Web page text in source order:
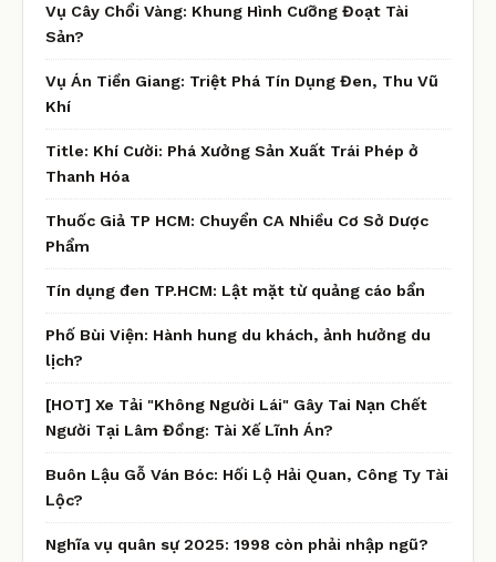
Vụ Cây Chổi Vàng: Khung Hình Cưỡng Đoạt Tài
Sản?
Vụ Án Tiền Giang: Triệt Phá Tín Dụng Đen, Thu Vũ
Khí
Title: Khí Cười: Phá Xưởng Sản Xuất Trái Phép ở
Thanh Hóa
Thuốc Giả TP HCM: Chuyển CA Nhiều Cơ Sở Dược
Phẩm
Tín dụng đen TP.HCM: Lật mặt từ quảng cáo bẩn
Phố Bùi Viện: Hành hung du khách, ảnh hưởng du
lịch?
[HOT] Xe Tải "Không Người Lái" Gây Tai Nạn Chết
Người Tại Lâm Đồng: Tài Xế Lĩnh Án?
Buôn Lậu Gỗ Ván Bóc: Hối Lộ Hải Quan, Công Ty Tài
Lộc?
Nghĩa vụ quân sự 2025: 1998 còn phải nhập ngũ?